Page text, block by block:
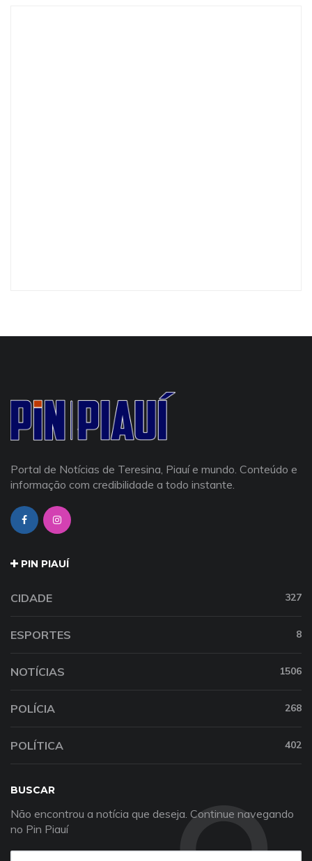
Portal de Notícias de Teresina, Piauí e mundo. Conteúdo e
informação com credibilidade a todo instante.
PIN PIAUÍ
CIDADE 327
ESPORTES 8
NOTÍCIAS 1506
POLÍCIA 268
POLÍTICA 402
BUSCAR
Não encontrou a notícia que deseja. Continue navegando
no Pin Piauí